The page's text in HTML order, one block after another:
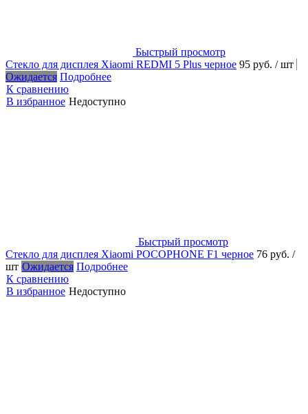
Быстрый просмотр
Стекло для дисплея Xiaomi REDMI 5 Plus черное 95 руб. / шт
Ожидается Подробнее
К сравнению
В избранное Недоступно
Быстрый просмотр
Стекло для дисплея Xiaomi POCOPHONE F1 черное 76 руб. /
шт Ожидается Подробнее
К сравнению
В избранное Недоступно